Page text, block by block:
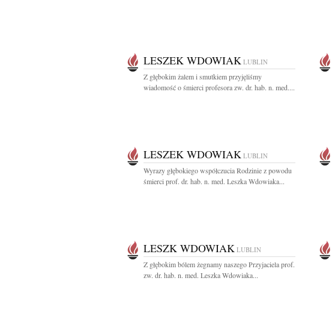
LESZEK WDOWIAK LUBLIN
Z głębokim żalem i smutkiem przyjęliśmy
wiadomość o śmierci profesora zw. dr. hab. n. med....
LESZEK WDOWIAK LUBLIN
Wyrazy głębokiego współczucia Rodzinie z powodu
śmierci prof. dr. hab. n. med. Leszka Wdowiaka...
LESZK WDOWIAK LUBLIN
Z głębokim bólem żegnamy naszego Przyjaciela prof.
zw. dr. hab. n. med. Leszka Wdowiaka...